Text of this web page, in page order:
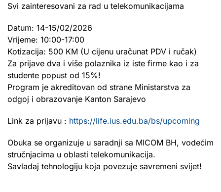
Svi zainteresovani za rad u telekomunikacijama
Datum: 14-15/02/2026
Vrijeme: 10:00-17:00
Kotizacija: 500 KM (U cijenu uračunat PDV i ručak)
Za prijave dva i više polaznika iz iste firme kao i za
studente popust od 15%!
Program je akreditovan od strane Ministarstva za
odgoj i obrazovanje Kanton Sarajevo
Link za prijavu : https://life.ius.edu.ba/bs/upcoming
Obuka se organizuje u saradnji sa MICOM BH, vodećim
stručnjacima u oblasti telekomunikacija.
Savladaj tehnologiju koja povezuje savremeni svijet!